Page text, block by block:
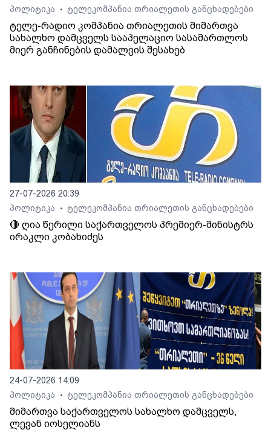
პოლიტიკა
• ტელეკომპანია თრიალეთის განცხადებები
ტელე-რადიო კომპანია თრიალეთის მიმართვა
სახალხო დამცველს სააპელაციო სასამართლოს
მიერ განჩინების დამალვის შესახებ
27-07-2026 20:39
პოლიტიკა
• ტელეკომპანია თრიალეთის განცხადებები
🔴 ღია წერილი საქართველოს პრემიერ-მინისტრს
ირაკლი კობახიძეს
24-07-2026 14:09
პოლიტიკა
• ტელეკომპანია თრიალეთის განცხადებები
მიმართვა საქართველოს სახალხო დამცველს,
ლევან იოსელიანს